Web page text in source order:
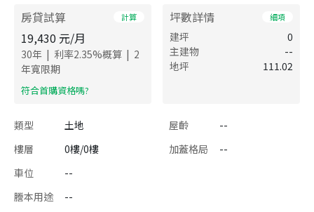
房貸試算 計算
19,430 元/月
30年 | 利率2.35%概算 | 2
年寬限期
​符合首購資格嗎?
坪數詳情 細項
建坪
0
主建物
--
地坪
111.02
類型 土地 屋齡
--
樓層
0樓/0樓 加蓋格局
--
車位
--
謄本用途
--